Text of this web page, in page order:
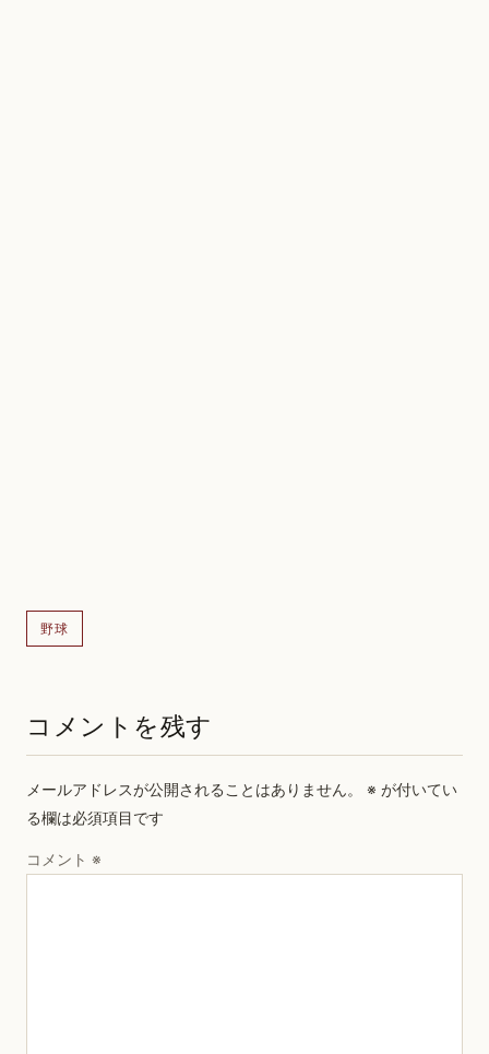
野球
コメントを残す
メールアドレスが公開されることはありません。 ※ が付いてい
る欄は必須項目です
コメント ※